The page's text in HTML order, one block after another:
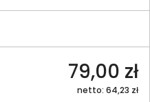
79,00 zł
netto: 64,23 zł